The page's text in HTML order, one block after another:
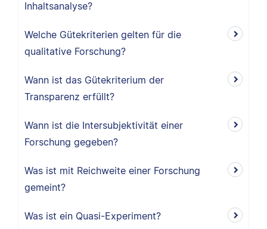
Inhaltsanalyse?
Welche Gütekriterien gelten für die
qualitative Forschung?
Wann ist das Gütekriterium der
Transparenz erfüllt?
Wann ist die Intersubjektivität einer
Forschung gegeben?
Was ist mit Reichweite einer Forschung
gemeint?
Was ist ein Quasi-Experiment?